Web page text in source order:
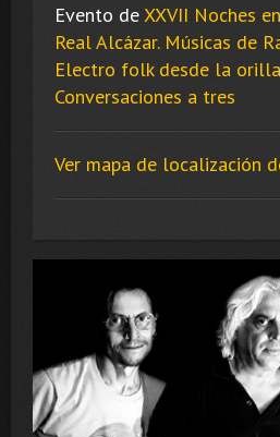
Evento deXXVII Noches
Real Alcázar. Músicas de
Electro folk desde la
Conversaciones a tres
Ver mapa de localización